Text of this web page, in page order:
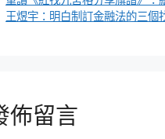
王煜宇：明白制訂金融法的三個
佈留言